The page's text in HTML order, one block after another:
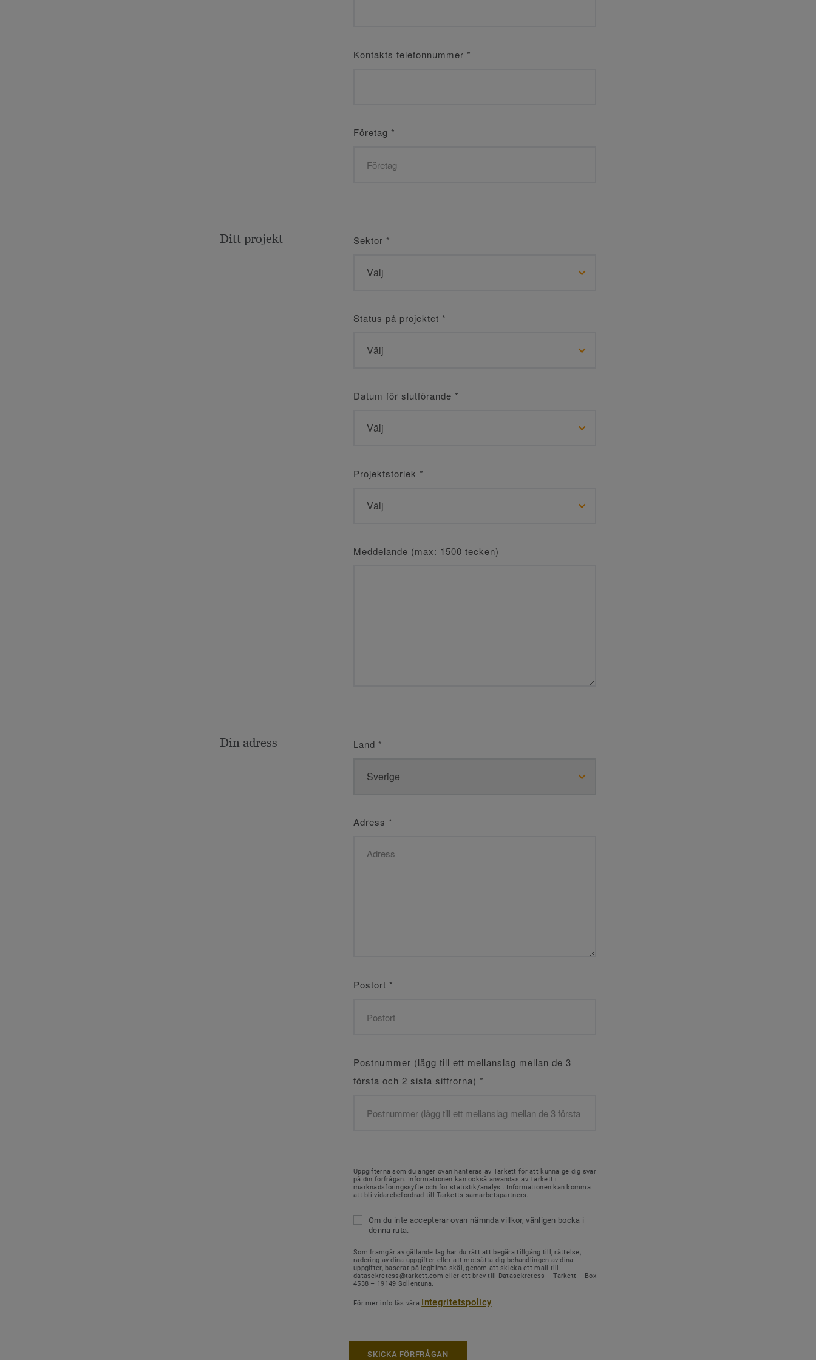
Kontakts telefonnummer *
Företag *
Ditt projekt Sektor *
Status på projektet *
Datum för slutförande *
Projektstorlek *
Meddelande (max: 1500 tecken)
Din adress Land *
Adress *
Postort *
Postnummer (lägg till ett mellanslag mellan de 3
första och 2 sista siffrorna) *
Uppgifterna som du anger ovan hanteras av Tarkett för att kunna ge dig svar
på din förfrågan. Informationen kan också användas av Tarkett i
marknadsföringssyfte och för statistik/analys . Informationen kan komma
att bli vidarebefordrad till Tarketts samarbetspartners.
Om du inte accepterar ovan nämnda villkor, vänligen bocka i
denna ruta.
Som framgår av gällande lag har du rätt att begära tillgång till, rättelse,
radering av dina uppgifter eller att motsätta dig behandlingen av dina
uppgifter, baserat på legitima skäl, genom att skicka ett mail till
datasekretess@tarkett.com eller ett brev till Datasekretess – Tarkett – Box
4538 – 19149 Sollentuna.
För mer info läs våra Integritetspolicy
SKICKA FÖRFRÅGAN